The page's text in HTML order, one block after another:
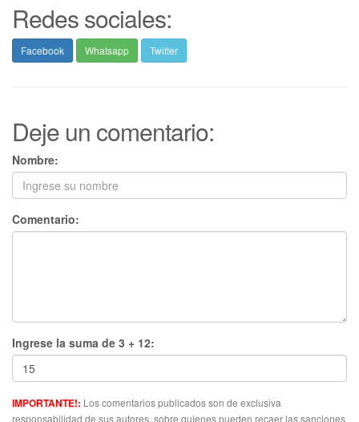
Redes sociales:
Facebook Whatsapp Twitter
Deje un comentario:
Nombre:
Comentario:
Ingrese la suma de 3 + 12:
IMPORTANTE!: Los comentarios publicados son de exclusiva
responsabilidad de sus autores, sobre quienes pueden recaer las sanciones